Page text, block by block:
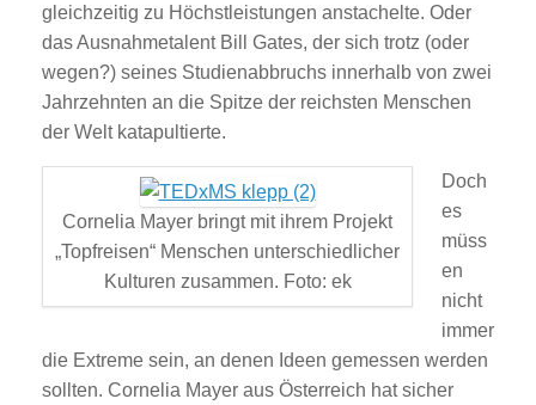
gleichzeitig zu Höchstleistungen anstachelte. Oder
das Ausnahmetalent Bill Gates, der sich trotz (oder
wegen?) seines Studienabbruchs innerhalb von zwei
Jahrzehnten an die Spitze der reichsten Menschen
der Welt katapultierte.
Cornelia Mayer bringt mit ihrem Projekt
„Topfreisen“ Menschen unterschiedlicher
Kulturen zusammen. Foto: ek
Doch
es
müss
en
nicht
immer
die Extreme sein, an denen Ideen gemessen werden
sollten. Cornelia Mayer aus Österreich hat sicher